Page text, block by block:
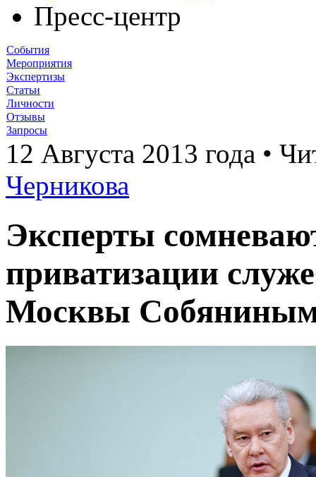
Пресс-центр
События
Мероприятия
Экспертизы
Статьи
Личности
Отзывы
Запросы
12 Августа 2013 года •
Черникова
Эксперты
приватизации
Москвы